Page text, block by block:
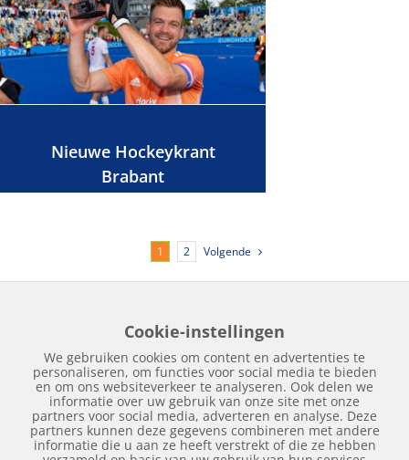
Nieuwe Hockeykrant
Brabant
1 2 Volgende
Over Hockeykrant Adverteren
Nieuws
Archief
Cookie-instellingen
We gebruiken cookies om content en advertenties te
personaliseren, om functies voor social media te bieden
en om ons websiteverkeer te analyseren. Ook delen we
informatie over uw gebruik van onze site met onze
partners voor social media, adverteren en analyse. Deze
partners kunnen deze gegevens combineren met andere
informatie die u aan ze heeft verstrekt of die ze hebben